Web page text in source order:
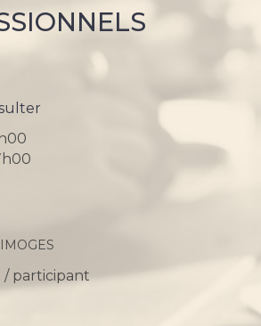
/ participant